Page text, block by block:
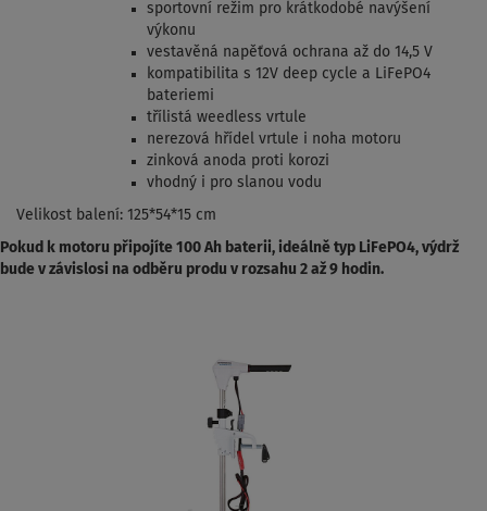
sportovní režim pro krátkodobé navýšení
výkonu
vestavěná napěťová ochrana až do 14,5 V
kompatibilita s 12V deep cycle a LiFePO4
bateriemi
třílistá weedless vrtule
nerezová hřídel vrtule i noha motoru
zinková anoda proti korozi
vhodný i pro slanou vodu
Velikost balení: 125*54*15 cm
Pokud k motoru připojíte 100 Ah baterii, ideálně typ LiFePO4, výdrž
bude v závislosi na odběru produ v rozsahu 2 až 9 hodin.